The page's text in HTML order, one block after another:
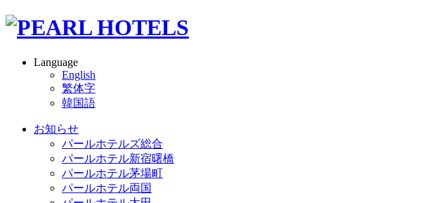
Language
English
繁体字
韓国語
お知らせ
パールホテルズ総合
パールホテル新宿曙橋
パールホテル茅場町
パールホテル両国